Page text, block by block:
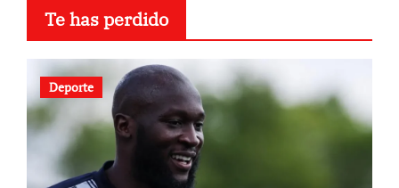
Te has perdido
Deporte